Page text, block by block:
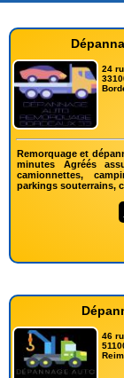
24
Remorquage et
minutes Agréés
camionnettes,
parkings souterrains,
46